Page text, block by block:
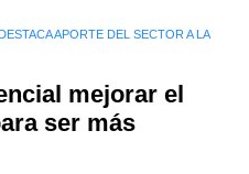
APORTE DEL SECTOR A LA
mejorar el
ser más